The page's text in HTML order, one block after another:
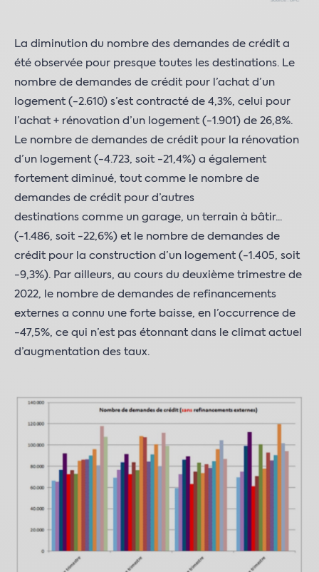
La diminution du nombre des demandes de crédit a
été observée pour presque toutes les destinations. Le
nombre de demandes de crédit pour l’achat d’un
logement (-2.610) s’est contracté de 4,3%, celui pour
l’achat + rénovation d’un logement (-1.901) de 26,8%.
Le nombre de demandes de crédit pour la rénovation
d’un logement (-4.723, soit -21,4%) a également
fortement diminué, tout comme le nombre de
demandes de crédit pour d’autres
destinations comme un garage, un terrain à bâtir...
(-1.486, soit -22,6%) et le nombre de demandes de
crédit pour la construction d’un logement (-1.405, soit
-9,3%). Par ailleurs, au cours du deuxième trimestre de
2022, le nombre de demandes de refinancements
externes a connu une forte baisse, en l’occurrence de
-47,5%, ce qui n’est pas étonnant dans le climat actuel
d’augmentation des taux.